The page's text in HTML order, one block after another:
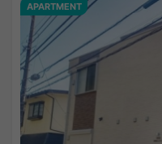
APARTMENT